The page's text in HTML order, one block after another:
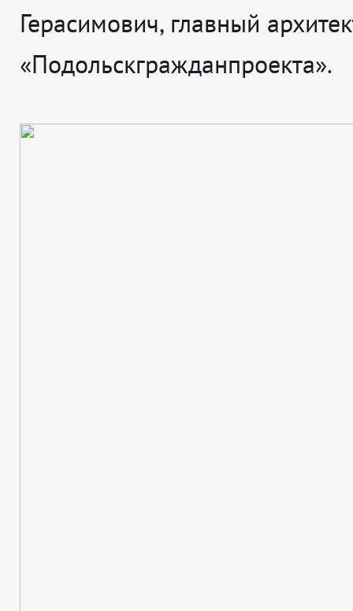
Герасимович, главный
«Подольскгражданпроекта».